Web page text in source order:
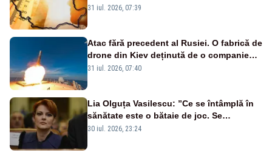
de grade, iar nopțile devin tropicale
31 iul. 2026, 07:39
Atac fără precedent al Rusiei. O fabrică de
drone din Kiev deținută de o companie
americană, distrusă de o rachetă
31 iul. 2026, 07:40
Lia Olguța Vasilescu: ”Ce se întâmplă în
sănătate este o bătaie de joc. Se
guvernează extraordinar de prost”
30 iul. 2026, 23:24